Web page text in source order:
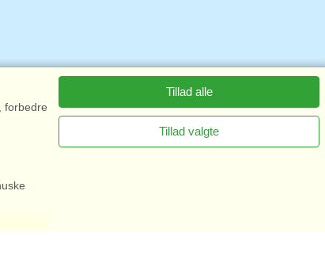
forbedre
Tillad alle
Tillad valgte